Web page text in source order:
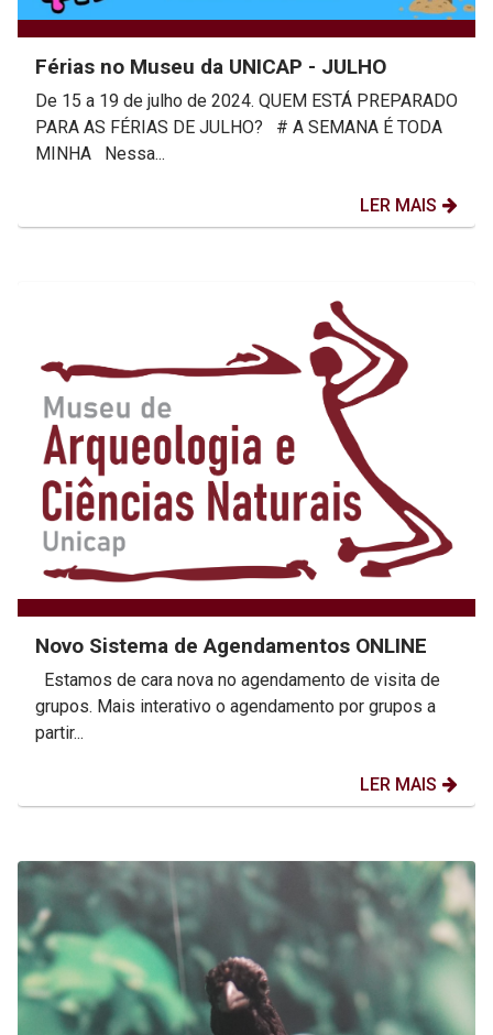
Férias no Museu da UNICAP - JULHO
De 15 a 19 de julho de 2024. QUEM ESTÁ PREPARADO
PARA AS FÉRIAS DE JULHO? # A SEMANA É TODA
MINHA Nessa...
LER MAIS
Novo Sistema de Agendamentos ONLINE
grupos. Mais interativo o agendamento por grupos a
partir...
LER MAIS